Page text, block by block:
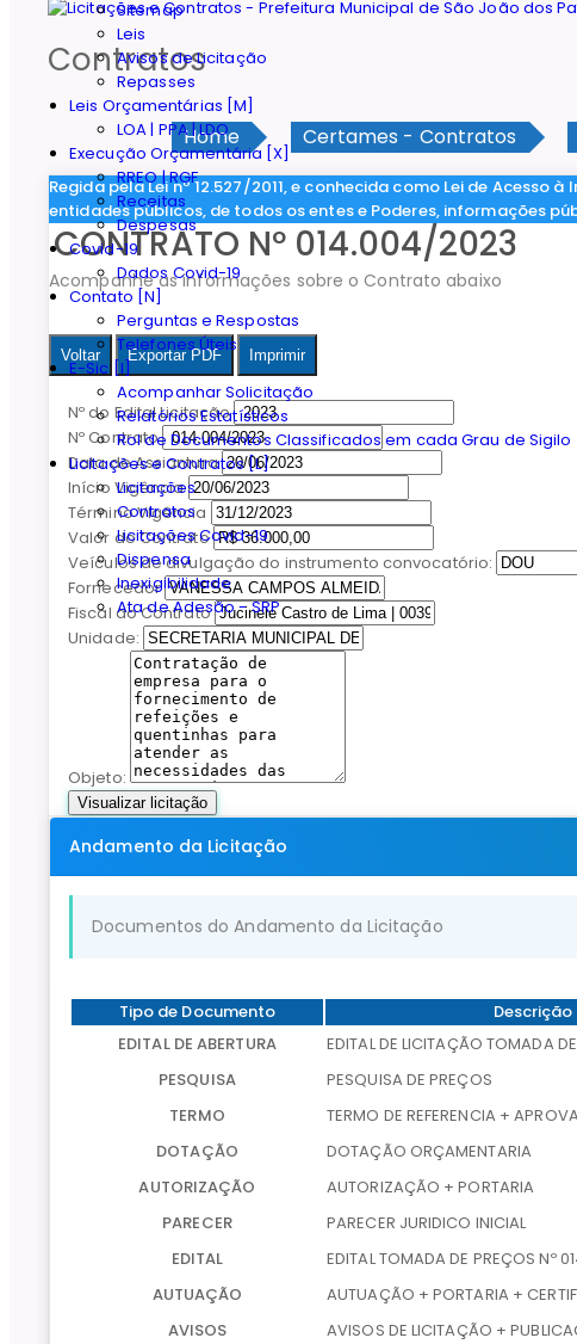
Sitemap
Leis
Avisos de Licitação
Repasses
Leis Orçamentárias [M]
LOA | PPA | LDO
Execução Orçamentária [X]
RREO | RGF
Receitas
Despesas
Covid-19
Dados Covid-19
Contato [N]
Perguntas e Respostas
Telefones Úteis
E-Sic [I]
Acompanhar Solicitação
Relatórios Estatísticos
Rol de Documentos Classificados em cada Grau de Sigilo
Licitações e Contratos [L]
Licitações
Contratos
Licitações Covid-19
Dispensa
Inexigibilidade
Ata de Adesão - SRP
Contratos
Home Certames - Contratos
Regida pela Lei nº 12.527/2011, e conhecida como Lei de
entidades públicos, de todos os entes e Poderes, informações
CONTRATO Nº 014.004/2023
Acompanhe as informações sobre o Contrato abaixo
Voltar Exportar PDF Imprimir
Nº do Edital Licitação
Nº Contrato
Data de Assiantura
Início Vigência
Término Vigência
Valor do Contrato
Veículos de divulgação do instrumento convocatório:
Fornecedor
Fiscal do Contrato
Unidade:
Objeto:
Visualizar licitação
Andamento da Licitação
Documentos do Andamento da Licitação
Tipo de Documento Descrição
EDITAL DE ABERTURA
EDITAL DE LICITAÇÃO TOMADA
PESQUISA
PESQUISA DE PREÇOS
TERMO
TERMO DE REFERENCIA +
DOTAÇÃO
DOTAÇÃO ORÇAMENTARIA
AUTORIZAÇÃO
AUTORIZAÇÃO + PORTARIA
PARECER
PARECER JURIDICO INICIAL
EDITAL
EDITAL TOMADA DE PREÇOS Nº
AUTUAÇÃO
AUTUAÇÃO + PORTARIA +
AVISOS
AVISOS DE LICITAÇÃO +